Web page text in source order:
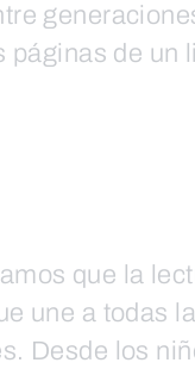
páginas de un
que la
une a todas
Desde los